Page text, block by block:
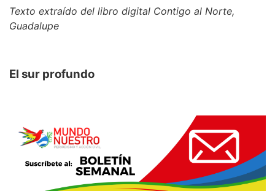
Texto extraído del libro digital Contigo al Norte,
Guadalupe
El sur profundo